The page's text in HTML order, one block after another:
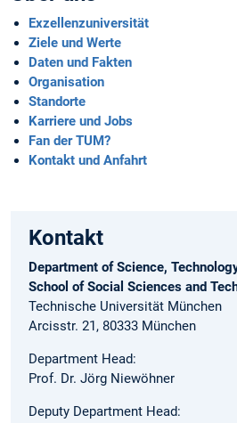
Exzellenzuniversität
Ziele und Werte
Daten und Fakten
Organisation
Standorte
Karriere und Jobs
Fan der TUM?
Kontakt und Anfahrt
Kontakt
Department of Science,
School of Social Sciences and
Technische Universität München
Arcisstr. 21, 80333 München
Department Head:
Prof. Dr. Jörg Niewöhner
Deputy Department Head: